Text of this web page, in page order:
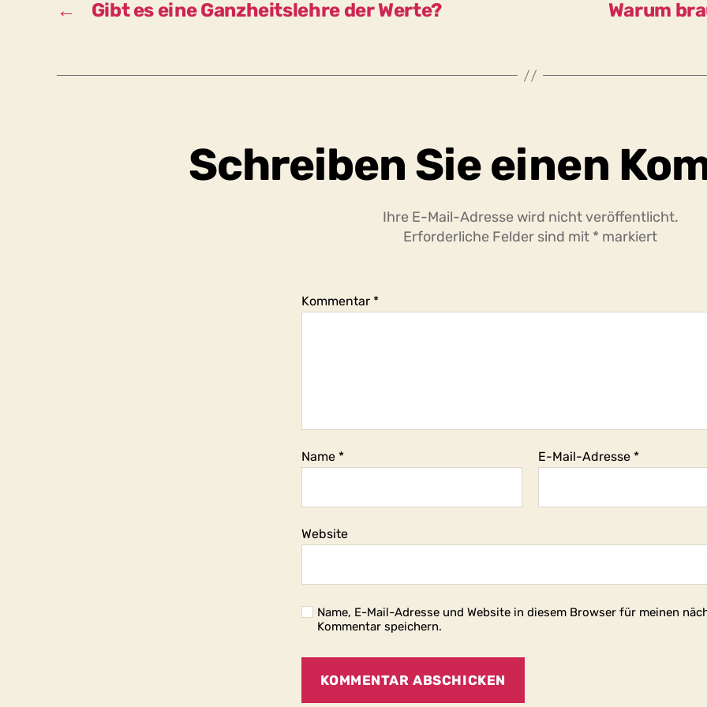
← Gibt es eine Ganzheitslehre der Werte?
Warum
Schreiben Sie einen
Ihre E-Mail-Adresse wird nicht veröffentlicht.
Erforderliche Felder sind mit * markiert
Kommentar *
Name * E-Mail-Adresse *
Website
Name, E-Mail-Adresse und Website in diesem Browser für meinen
Kommentar speichern.